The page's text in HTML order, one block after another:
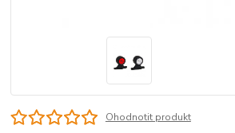
Ohodnotit produkt